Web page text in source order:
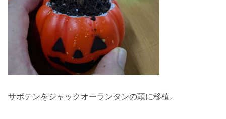
サボテンをジャックオーランタンの頭に移植。